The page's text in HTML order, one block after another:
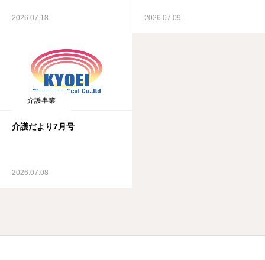
2026.07.18 2026.07.09
介護事業
介護だより7月号
2026.07.08